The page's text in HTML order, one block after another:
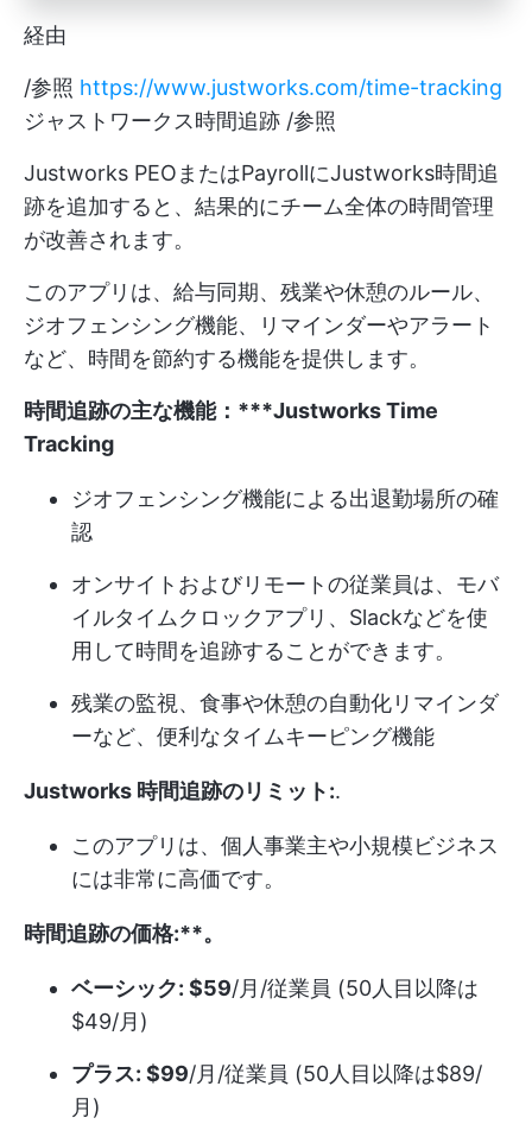
経由
/参照 https://www.justworks.com/time-tracking
ジャストワークス時間追跡 /参照
Justworks PEOまたはPayrollにJustworks時間追
跡を追加すると、結果的にチーム全体の時間管理
が改善されます。
このアプリは、給与同期、残業や休憩のルール、
ジオフェンシング機能、リマインダーやアラート
など、時間を節約する機能を提供します。
時間追跡の主な機能：***Justworks Time
Tracking
ジオフェンシング機能による出退勤場所の確
認
オンサイトおよびリモートの従業員は、モバ
イルタイムクロックアプリ、Slackなどを使
用して時間を追跡することができます。
残業の監視、食事や休憩の自動化リマインダ
ーなど、便利なタイムキーピング機能
Justworks 時間追跡のリミット:.
このアプリは、個人事業主や小規模ビジネス
には非常に高価です。
時間追跡の価格:**。
ベーシック: $59/月/従業員 (50人目以降は
$49/月)
プラス: $99/月/従業員 (50人目以降は$89/
月)